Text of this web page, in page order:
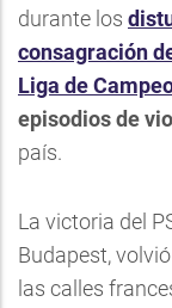
durante los
consagración
Liga de
episodios de
país.
La victoria del
Budapest,
las calles